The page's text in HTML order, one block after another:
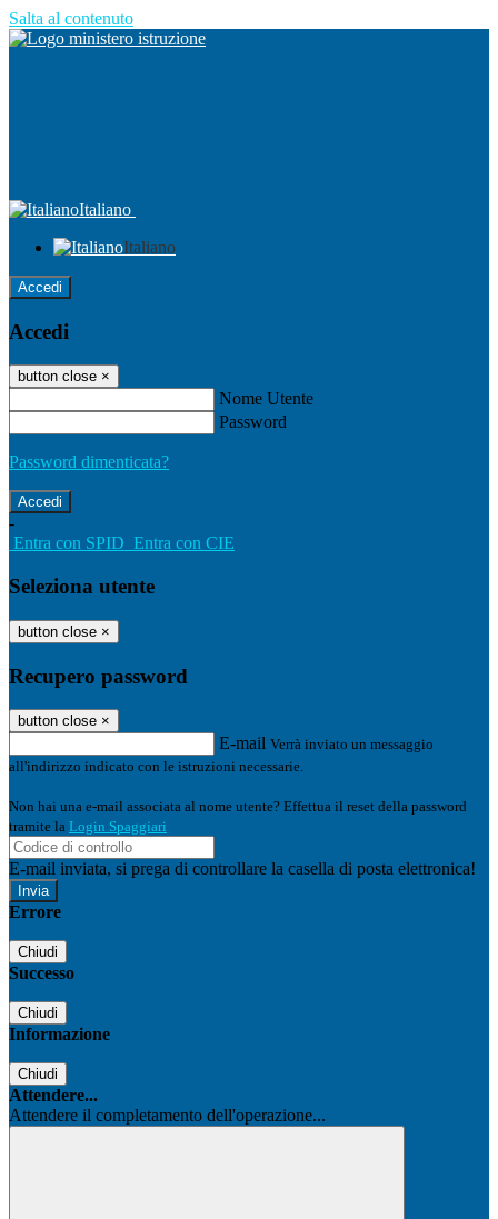
Salta al contenuto
Italiano
Italiano
Accedi
Accedi
button close ×
Nome Utente
Password
Password dimenticata?
-
Entra con SPID Entra con CIE
Seleziona utente
button close ×
Recupero password
button close ×
E-mail Verrà inviato un messaggio
all'indirizzo indicato con le istruzioni necessarie.
Non hai una e-mail associata al nome utente? Effettua il reset della password
tramite la Login Spaggiari
E-mail inviata, si prega di controllare la casella di posta elettronica!
Errore
Chiudi
Successo
Chiudi
Informazione
Chiudi
Attendere...
Attendere il completamento dell'operazione...